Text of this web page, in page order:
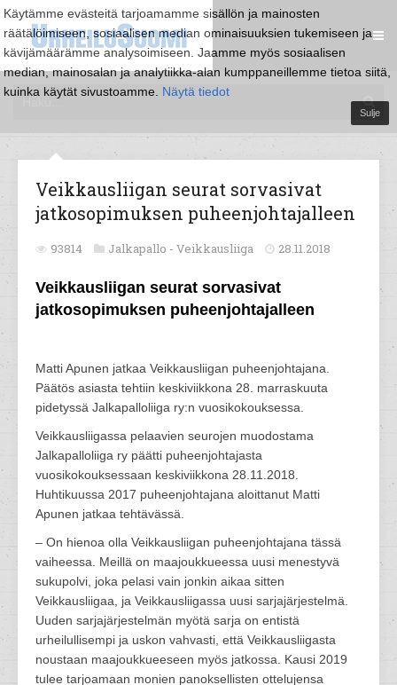
Käytämme evästeitä tarjoamamme sisällön ja mainosten
räätälöimiseen, sosiaalisen median ominaisuuksien tukemiseen ja
kävijämäärämme analysoimiseen. Jaamme myös sosiaalisen
median, mainosalan ja analytiikka-alan kumppaneillemme tietoa siitä,
kuinka käytät sivustoamme. Näytä tiedot
Sulje
Veikkausliigan seurat sorvasivat
jatkosopimuksen puheenjohtajalleen
93814 Jalkapallo - Veikkausliiga 28.11.2018
Veikkausliigan seurat sorvasivat
jatkosopimuksen puheenjohtajalleen
Matti Apunen jatkaa Veikkausliigan puheenjohtajana.
Päätös asiasta tehtiin keskiviikkona 28. marraskuuta
pidetyssä Jalkapalloliiga ry:n vuosikokouksessa.
Veikkausliigassa pelaavien seurojen muodostama
Jalkapalloliiga ry päätti puheenjohtajasta
vuosikokouksessaan keskiviikkona 28.11.2018.
Huhtikuussa 2017 puheenjohtajana aloittanut Matti
Apunen jatkaa tehtävässä.
– On hienoa olla Veikkausliigan puheenjohtajana tässä
vaiheessa. Meillä on maajoukkueessa uusi menestyvä
sukupolvi, joka pelasi vain jonkin aikaa sitten
Veikkausliigaa, ja Veikkausliigassa uusi sarjajärjestelmä.
Uuden sarjajärjestelmän myötä sarja on entistä
urheilullisempi ja uskon vahvasti, että Veikkausliigasta
noustaan maajoukkueeseen myös jatkossa. Kausi 2019
tulee tarjoamaan monien panoksellisten ottelujensa